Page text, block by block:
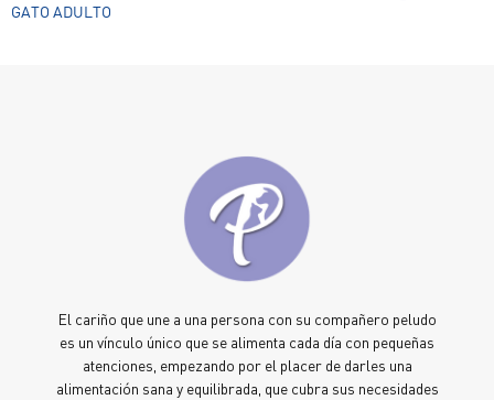
GATO ADULTO
El cariño que une a una persona con su compañero peludo
es un vínculo único que se alimenta cada día con pequeñas
atenciones, empezando por el placer de darles una
alimentación sana y equilibrada, que cubra sus necesidades